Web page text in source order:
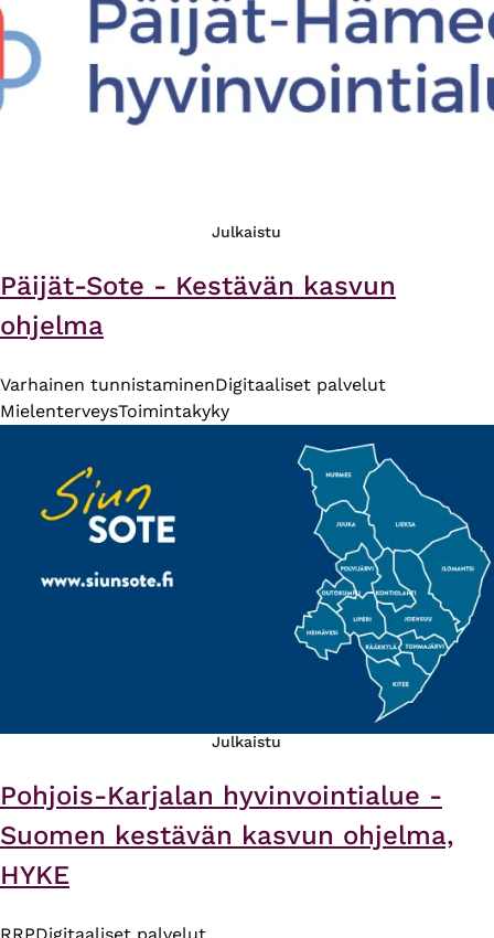
Julkaistu
Päijät-Sote - Kestävän kasvun
ohjelma
Varhainen tunnistaminenDigitaaliset palvelut
MielenterveysToimintakyky
Julkaistu
Pohjois-Karjalan hyvinvointialue -
Suomen kestävän kasvun ohjelma,
HYKE